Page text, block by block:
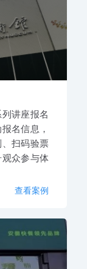
讲座报名
名信息，
扫码验票
众参与体
查看案例